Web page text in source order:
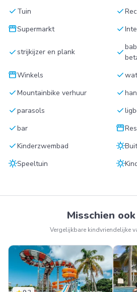
check Tuin check
storefrontSupermarkt check
check strijkijzer en plank check
storefrontWinkels check
checkMountainbike verhuur check
checkparasols check
checkbar storefront
checkKinderzwembad sunny
sunnySpeeltuin sunny
Misschien
Vergelijkbare kindvriendelijke